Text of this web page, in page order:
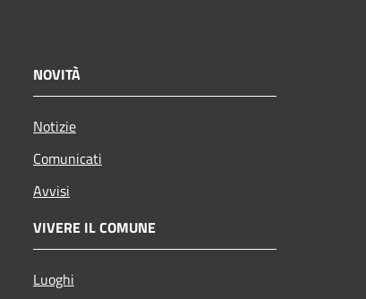
NOVITÀ
Notizie
Comunicati
Avvisi
VIVERE IL COMUNE
Luoghi